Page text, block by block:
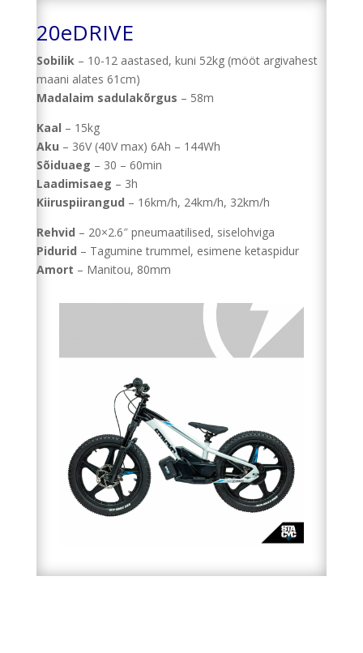
20eDRIVE
Sobilik – 10-12 aastased, kuni 52kg (mööt argivahest
maani alates 61cm)
Madalaim sadulakõrgus – 58m
Kaal – 15kg
Aku – 36V (40V max) 6Ah – 144Wh
Sõiduaeg – 30 – 60min
Laadimisaeg – 3h
Kiiruspiirangud – 16km/h, 24km/h, 32km/h
Rehvid – 20×2.6″ pneumaatilised, siselohviga
Pidurid – Tagumine trummel, esimene ketaspidur
Amort – Manitou, 80mm